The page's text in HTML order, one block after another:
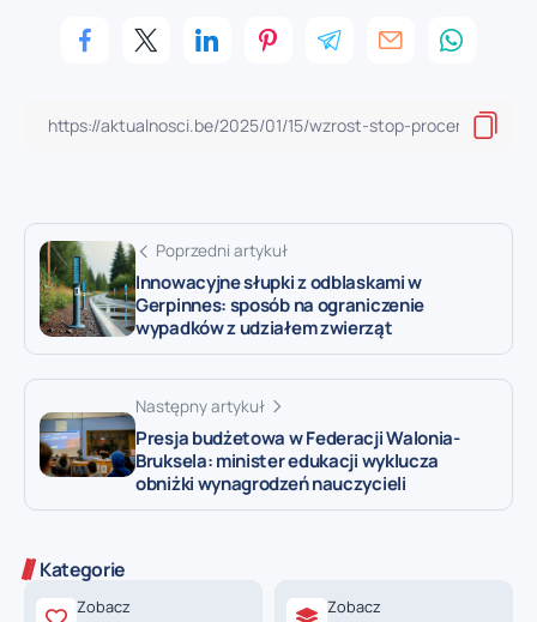
Poprzedni artykuł
Innowacyjne słupki z odblaskami w
Gerpinnes: sposób na ograniczenie
wypadków z udziałem zwierząt
Następny artykuł
Presja budżetowa w Federacji Walonia-
Bruksela: minister edukacji wyklucza
obniżki wynagrodzeń nauczycieli
Kategorie
Zobacz Zobacz